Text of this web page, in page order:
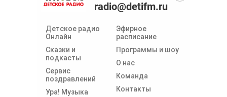
Детское радио
Онлайн
Сказки и
подкасты
Сервис
поздравлений
Ура! Музыка
Эфирное
расписание
Программы и шоу
О нас
Команда
Контакты
radio@detifm.ru